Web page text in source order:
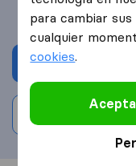
para cambiar
cualquier
cookies.